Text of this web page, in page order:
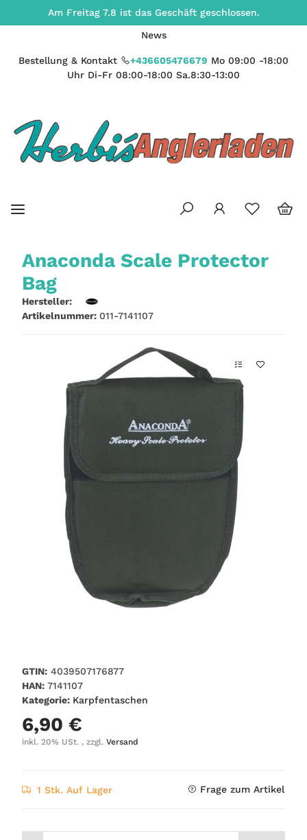
Am Freitag 7.8 ist das Geschäft geschlossen.
News
Bestellung & Kontakt +436605476679 Mo 09:00 -18:00
Uhr Di-Fr 08:00-18:00 Sa.8:30-13:00
Anaconda Scale Protector
Bag
Hersteller:
Artikelnummer: 011-7141107
GTIN: 4039507176877
HAN: 7141107
Kategorie: Karpfentaschen
6,90 €
inkl. 20% USt. , zzgl. Versand
1 Stk. Auf Lager Frage zum Artikel